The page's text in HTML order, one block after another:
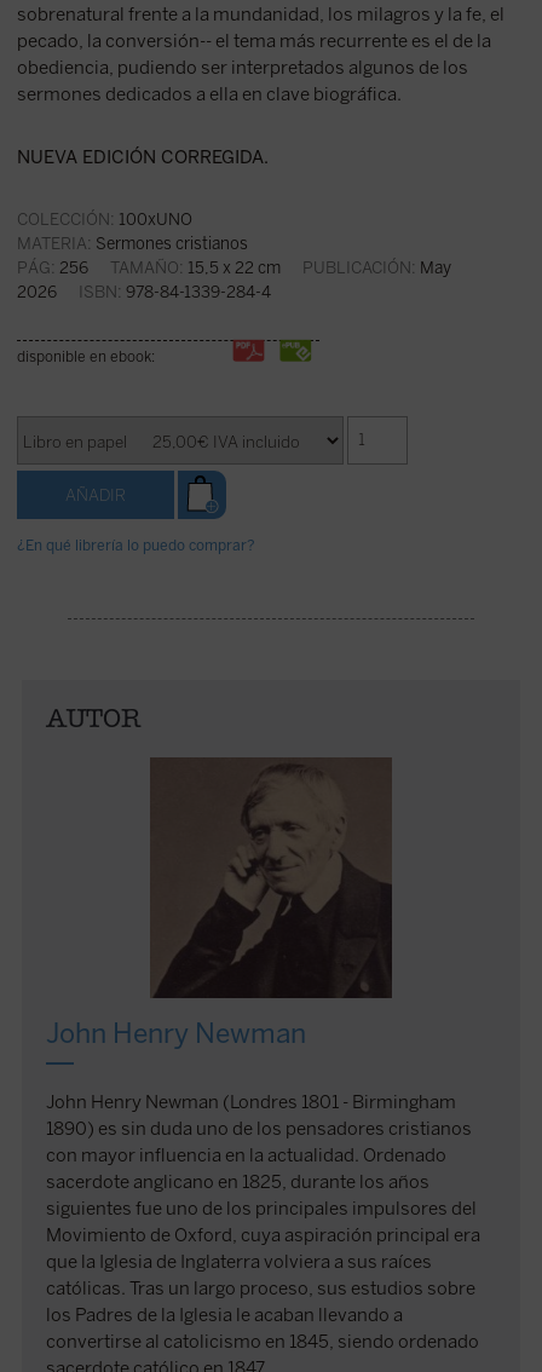
sobrenatural frente a la mundanidad, los milagros y la fe, el
pecado, la conversión-- el tema más recurrente es el de la
obediencia, pudiendo ser interpretados algunos de los
sermones dedicados a ella en clave biográfica.
NUEVA EDICIÓN CORREGIDA.
COLECCIÓN: 100xUNO
MATERIA: Sermones cristianos
PÁG: 256 TAMAÑO: 15,5 x 22 cm PUBLICACIÓN: May
2026 ISBN: 978-84-1339-284-4
disponible en ebook:
¿En qué librería lo puedo comprar?
AUTOR
John Henry Newman
John Henry Newman (Londres 1801 - Birmingham
1890) es sin duda uno de los pensadores cristianos
con mayor influencia en la actualidad. Ordenado
sacerdote anglicano en 1825, durante los años
siguientes fue uno de los principales impulsores del
Movimiento de Oxford, cuya aspiración principal era
que la Iglesia de Inglaterra volviera a sus raíces
católicas. Tras un largo proceso, sus estudios sobre
los Padres de la Iglesia le acaban llevando a
convertirse al catolicismo en 1845, siendo ordenado